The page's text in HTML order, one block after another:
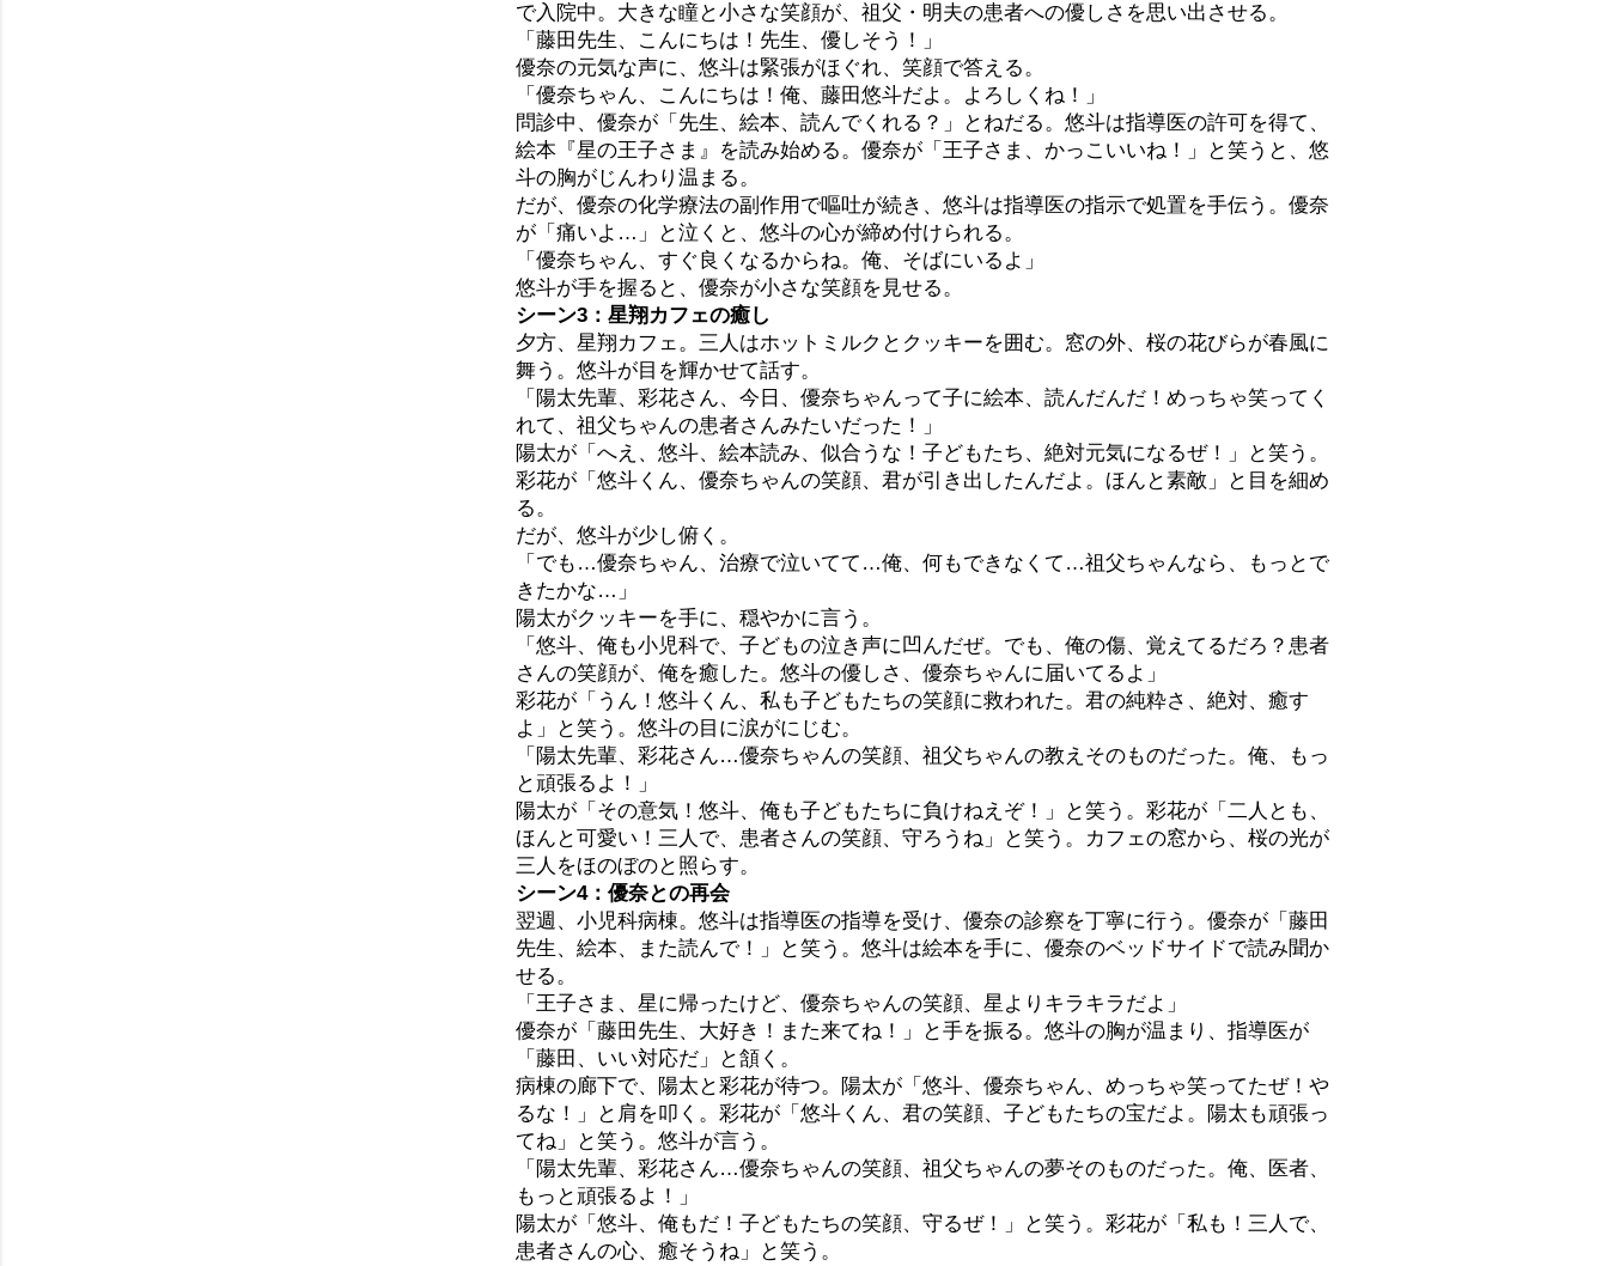
で入院中。大きな瞳と小さな笑顔が、祖父・明夫の患者への優しさを思い出させる。
「藤田先生、こんにちは！先生、優しそう！」
優奈の元気な声に、悠斗は緊張がほぐれ、笑顔で答える。
「優奈ちゃん、こんにちは！俺、藤田悠斗だよ。よろしくね！」
問診中、優奈が「先生、絵本、読んでくれる？」とねだる。悠斗は指導医の許可を得て、
絵本『星の王子さま』を読み始める。優奈が「王子さま、かっこいいね！」と笑うと、悠
斗の胸がじんわり温まる。
だが、優奈の化学療法の副作用で嘔吐が続き、悠斗は指導医の指示で処置を手伝う。優奈
が「痛いよ…」と泣くと、悠斗の心が締め付けられる。
「優奈ちゃん、すぐ良くなるからね。俺、そばにいるよ」
悠斗が手を握ると、優奈が小さな笑顔を見せる。
シーン3：星翔カフェの癒し
夕方、星翔カフェ。三人はホットミルクとクッキーを囲む。窓の外、桜の花びらが春風に
舞う。悠斗が目を輝かせて話す。
「陽太先輩、彩花さん、今日、優奈ちゃんって子に絵本、読んだんだ！めっちゃ笑ってく
れて、祖父ちゃんの患者さんみたいだった！」
陽太が「へえ、悠斗、絵本読み、似合うな！子どもたち、絶対元気になるぜ！」と笑う。
彩花が「悠斗くん、優奈ちゃんの笑顔、君が引き出したんだよ。ほんと素敵」と目を細め
る。
だが、悠斗が少し俯く。
「でも…優奈ちゃん、治療で泣いてて…俺、何もできなくて…祖父ちゃんなら、もっとで
きたかな…」
陽太がクッキーを手に、穏やかに言う。
「悠斗、俺も小児科で、子どもの泣き声に凹んだぜ。でも、俺の傷、覚えてるだろ？患者
さんの笑顔が、俺を癒した。悠斗の優しさ、優奈ちゃんに届いてるよ」
彩花が「うん！悠斗くん、私も子どもたちの笑顔に救われた。君の純粋さ、絶対、癒す
よ」と笑う。悠斗の目に涙がにじむ。
「陽太先輩、彩花さん…優奈ちゃんの笑顔、祖父ちゃんの教えそのものだった。俺、もっ
と頑張るよ！」
陽太が「その意気！悠斗、俺も子どもたちに負けねえぞ！」と笑う。彩花が「二人とも、
ほんと可愛い！三人で、患者さんの笑顔、守ろうね」と笑う。カフェの窓から、桜の光が
三人をほのぼのと照らす。
シーン4：優奈との再会
翌週、小児科病棟。悠斗は指導医の指導を受け、優奈の診察を丁寧に行う。優奈が「藤田
先生、絵本、また読んで！」と笑う。悠斗は絵本を手に、優奈のベッドサイドで読み聞か
せる。
「王子さま、星に帰ったけど、優奈ちゃんの笑顔、星よりキラキラだよ」
優奈が「藤田先生、大好き！また来てね！」と手を振る。悠斗の胸が温まり、指導医が
「藤田、いい対応だ」と頷く。
病棟の廊下で、陽太と彩花が待つ。陽太が「悠斗、優奈ちゃん、めっちゃ笑ってたぜ！や
るな！」と肩を叩く。彩花が「悠斗くん、君の笑顔、子どもたちの宝だよ。陽太も頑張っ
てね」と笑う。悠斗が言う。
「陽太先輩、彩花さん…優奈ちゃんの笑顔、祖父ちゃんの夢そのものだった。俺、医者、
もっと頑張るよ！」
陽太が「悠斗、俺もだ！子どもたちの笑顔、守るぜ！」と笑う。彩花が「私も！三人で、
患者さんの心、癒そうね」と笑う。